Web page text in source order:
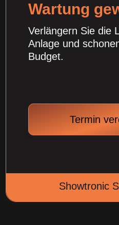
Termin
Showtronic
Wartung
Verlängern Sie die
Anlage und
Budget.